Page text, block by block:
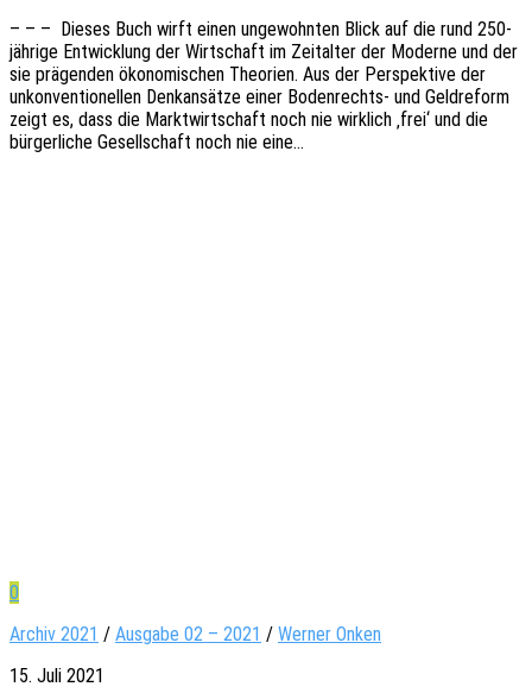
– – – Dieses Buch wirft einen unge­wohn­ten Blick auf die rund 250-
jähri­­ge Entwick­lung der Wirt­schaft im Zeit­al­ter der Moder­ne und der
sie prägen­den ökono­mi­schen Theo­rien. Aus der Perspek­ti­ve der
unkon­ven­tio­nel­len Denk­an­sät­ze einer Boden­­­rechts- und Geld­re­form
zeigt es, dass die Markt­wirt­schaft noch nie wirk­lich ‚frei‘ und die
bürger­li­che Gesell­schaft noch nie eine…
0
Archiv 2021 / Ausgabe 02 – 2021 / Werner Onken
15. Juli 2021